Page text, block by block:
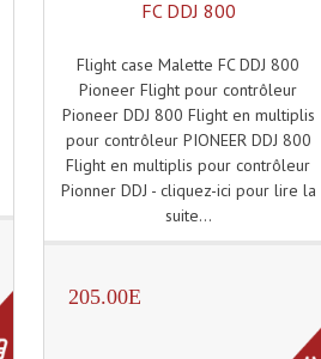
FC DDJ 800
Flight case Malette FC DDJ 800
Pioneer Flight pour contrôleur
Pioneer DDJ 800 Flight en multiplis
pour contrôleur PIONEER DDJ 800
Flight en multiplis pour contrôleur
Pionner DDJ - cliquez-ici pour lire la
suite...
205.00E